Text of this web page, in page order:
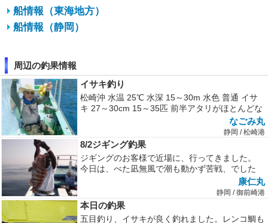
船情報（東海地方）
船情報（静岡）
周辺の釣果情報
イサキ釣り
松崎沖 水温 25℃ 水深 15～30m 水色 普通 イサ
キ 27～30cm 15～35匹 前半アタリがほとんどな
なごみ丸
静岡 / 松崎港
8/2ジギング釣果
ジギングのお客様で近場に、行ってきました。
今日は、べた凪無風で潮も動かず苦戦、でした
康仁丸
静岡 / 御前崎港
本日の釣果
五目釣り、イサキが良く釣れました。レンコ鯛も